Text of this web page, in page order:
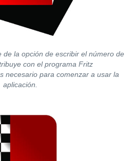
de la opción de escribir el número de
con el programa Fritz
necesario para comenzar a usar la
aplicación.